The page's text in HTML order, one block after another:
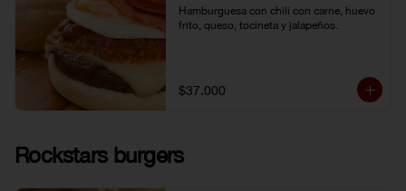
Hamburguesa con chili con carne, huevo
frito, queso, tocineta y jalapeños.
$37.000
Rockstars burgers